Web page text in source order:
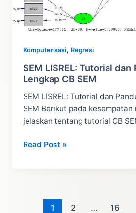
Komputerisasi, Regresi
SEM LISREL: Tutorial dan
Lengkap CB SEM
SEM LISREL: Tutorial dan
SEM Berikut pada kesempatan
jelaskan tentang tutorial CB
SEM
Lengkap
Read Post »
1 2 … 16